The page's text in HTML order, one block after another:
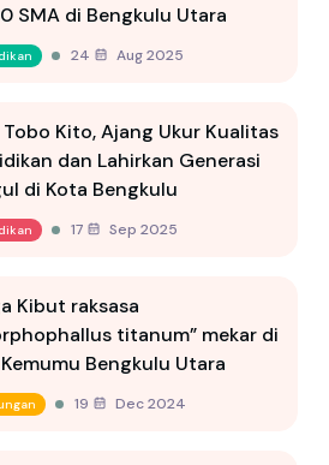
SMA di Bengkulu Utara
24 Aug 2025
Tobo Kito, Ajang Ukur Kualitas
dan Lahirkan Generasi
di Kota Bengkulu
17 Sep 2025
Kibut raksasa
titanum” mekar di
Bengkulu Utara
19 Dec 2024